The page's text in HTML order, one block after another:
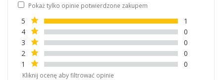
Pokaż tylko opinie potwierdzone zakupem
5
1
4
0
3
0
2
0
1
0
Kliknij ocenę aby filtrować opinie